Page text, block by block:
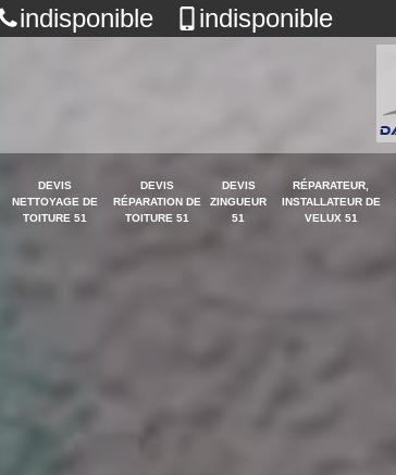
indisponible indisponible
DEVIS
NETTOYAGE DE
TOITURE 51
DEVIS
RÉPARATION DE
TOITURE 51
DEVIS
ZINGUEUR
51
RÉPARATEUR,
INSTALLATEUR DE
VELUX 51